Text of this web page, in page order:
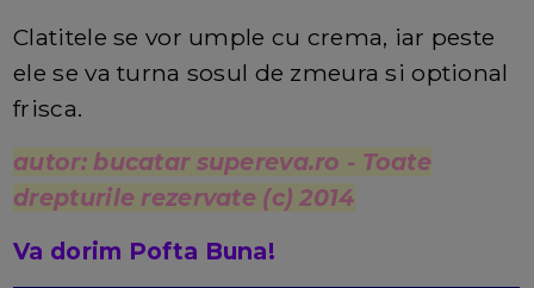
Clatitele se vor umple cu crema, iar peste
ele se va turna sosul de zmeura si optional
frisca.
autor: bucatar supereva.ro - Toate
drepturile rezervate (c) 2014
Va dorim Pofta Buna!